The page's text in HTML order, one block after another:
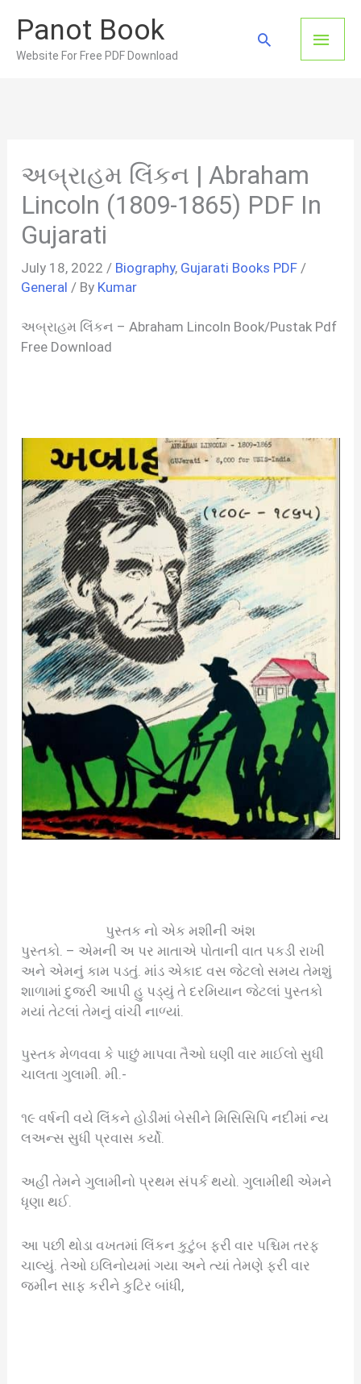
content
Panot Book
Website For Free PDF Download
Main
Search
અબ્રાહમ લિંકન | Abraham
Lincoln (1809-1865) PDF In
Gujarati
July 18, 2022 / Biography, Gujarati Books PDF /
General / By Kumar
અબ્રાહમ લિંકન – Abraham Lincoln Book/Pustak Pdf
Free Download
પુસ્તક નો એક મશીની અંશ
પુસ્તકો. – એમની અ પર માતાએ પોતાની વાત પકડી રાખી
અને એમનું કામ પડતું. માંડ એકાદ વસ જેટલો સમય તેમશું
શાળામાં દુજરી આપી હુ પડ્યું તે દરમિયાન જેટલાં પુસ્તકો
મયાં તેટલાં તેમનું વાંચી નાળ્યાં.
પુસ્તક મેળવવા કે પાછું માપવા તૈઓ ઘણી વાર માઈલો સુધી
ચાલતા ગુલામી. મી.-
૧૯ વર્ષની વયે લિંકને હોડીમાં બેસીને મિસિસિપિ નદીમાં ન્ય
લઅન્સ સુધી પ્રવાસ કર્યો.
અહીં તેમને ગુલામીનો પ્રથમ સંપર્ક થયો. ગુલામીથી એમને
ધૃણા થઈ.
આ પછી થોડા વખતમાં લિંકન કુટુંબ ફરી વાર પશ્ચિમ તરફ
ચાલ્યું. તેઓ ઇલિનોયમાં ગયા અને ત્યાં તેમણે ફરી વાર
જમીન સાફ કરીને કુટિર બાંધી,